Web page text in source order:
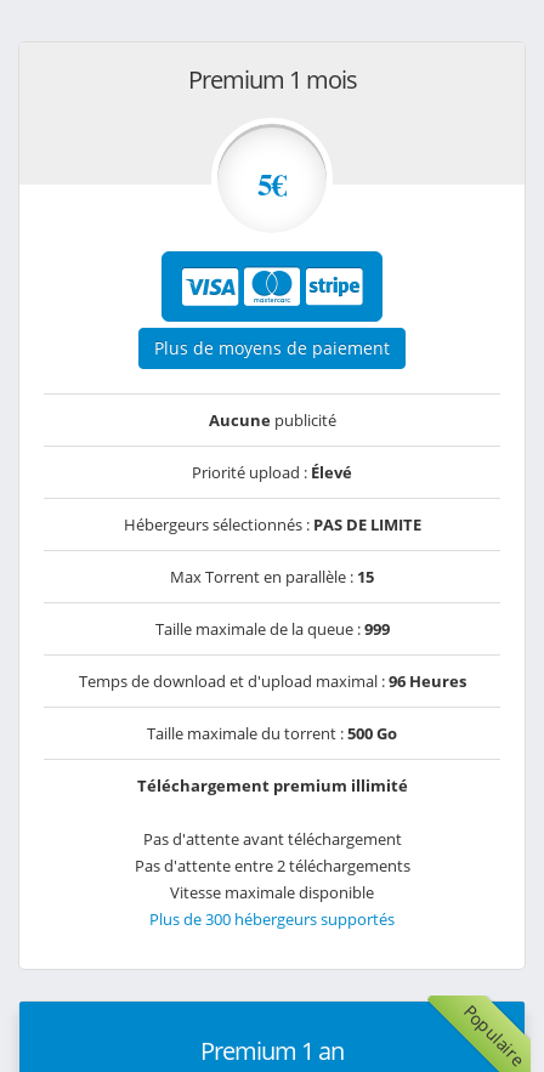
Premium 1 mois
5€
Plus de moyens de paiement
Aucunepublicité
Priorité upload : Élevé
Hébergeurs sélectionnés : PAS DE LIMITE
Max Torrent en parallèle : 15
Taille maximale de la queue :999
Temps de download et d'upload maximal :96 Heures
Taille maximale du torrent :500 Go
Téléchargement premium illimité
Pas d'attente avant téléchargement
Pas d'attente entre 2 téléchargements
Vitesse maximale disponible
Plus de 300 hébergeurs supportés
Populaire
Premium 1 an